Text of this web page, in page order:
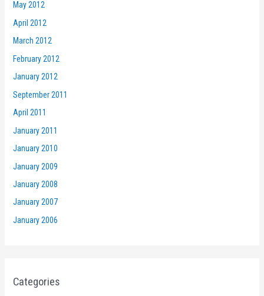
May 2012
April 2012
March 2012
February 2012
January 2012
September 2011
April 2011
January 2011
January 2010
January 2009
January 2008
January 2007
January 2006
Categories